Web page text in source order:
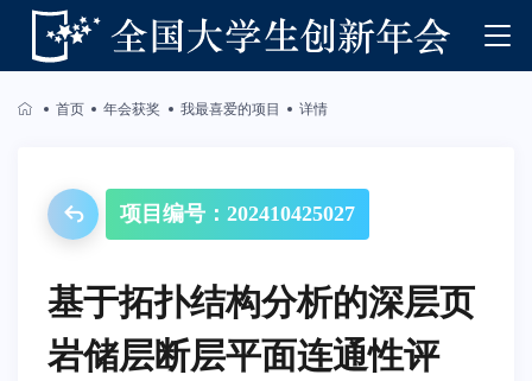
首页 年会获奖 我最喜爱的项目 详情
项目编号：202410425027
基于拓扑结构分析的深层页
岩储层断层平面连通性评